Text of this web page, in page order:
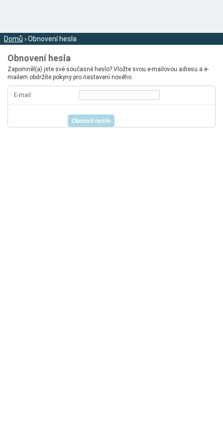
Domů › Obnovení hesla
Obnovení hesla
Zapomněl(a) jste své současné heslo? Vložte svou e-mailovou adresu a e-
mailem obdržíte pokyny pro nastavení nového.
E-mail: